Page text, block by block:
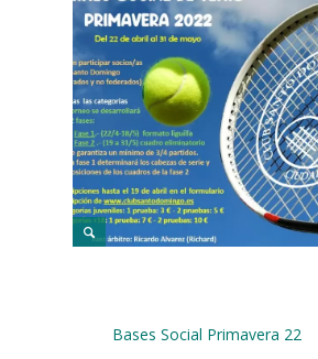
Bases Social Primavera 22